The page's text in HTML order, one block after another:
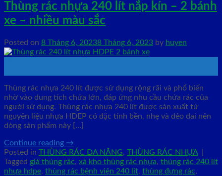
Thùng rác nhựa 240 lít nắp kín – 2 bánh
xe – nhiều màu sắc
Posted on 8 Tháng 6, 20238 Tháng 6, 2023 by huyen
Thùng rác nhựa 240 lít được sử dụng rộng rãi và phổ biến
nhờ vào dung tích chứa lớn, đáp ứng nhu cầu chứa rác của
người sử dụng. Thùng rác nhựa 240 lít được sản xuất từ
nguyên liệu nhựa HDEP có đặc tính bền, nhẹ và dẻo dai nên
dòng sản phẩm này […]
Continue reading →
Posted in THÙNG RÁC ĐA NĂNG, THÙNG RÁC NHỰA
Tagged giá thùng rác, xả kho thùng rác nhựa, thùng rác 240 lít
nhựa hdpe, thùng rác bệnh viện 240 lít, thùng đựng rác,